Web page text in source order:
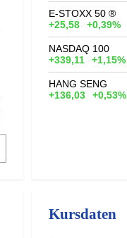
E-STOXX 50 ®
+25,58
+0,39%
NASDAQ 100
+339,11
+1,15%
HANG SENG
+136,03
+0,53%
Kursdaten